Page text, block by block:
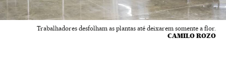
Trabalhadores desfolham as plantas até deixarem somente a flor.
CAMILO ROZO